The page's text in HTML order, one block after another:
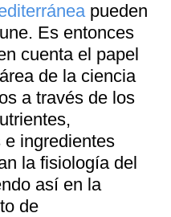
pueden
Es entonces
cuenta el papel
de la ciencia
a través de los
ingredientes
la fisiología del
así en la
de